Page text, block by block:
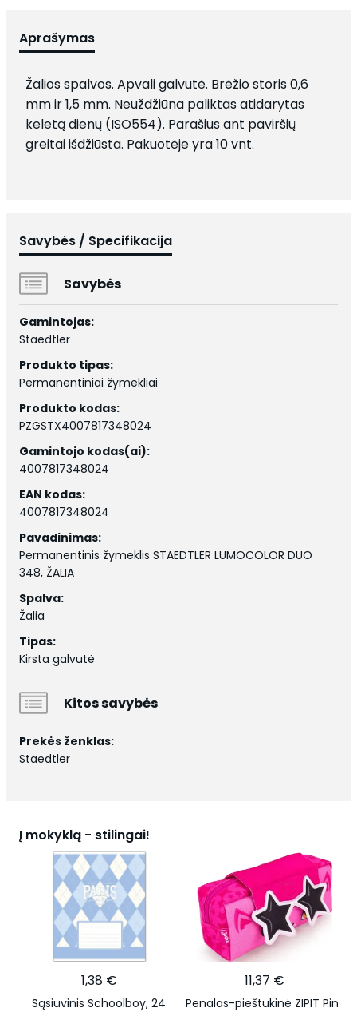
Aprašymas
Žalios spalvos. Apvali galvutė. Brėžio storis 0,6
mm ir 1,5 mm. Neuždžiūna paliktas atidarytas
keletą dienų (ISO554). Parašius ant paviršių
greitai išdžiūsta. Pakuotėje yra 10 vnt.
Savybės / Specifikacija
Savybės
Gamintojas:
Staedtler
Produkto tipas:
Permanentiniai žymekliai
Produkto kodas:
PZGSTX4007817348024
Gamintojo kodas(ai):
4007817348024
EAN kodas:
4007817348024
Pavadinimas:
Permanentinis žymeklis STAEDTLER LUMOCOLOR DUO
348, ŽALIA
Spalva:
Žalia
Tipas:
Kirsta galvutė
Kitos savybės
Prekės ženklas:
Staedtler
Į mokyklą - stilingai!
1,38 €
Sąsiuvinis Schoolboy, 24
11,37 €
Penalas-pieštukinė ZIPIT Pink